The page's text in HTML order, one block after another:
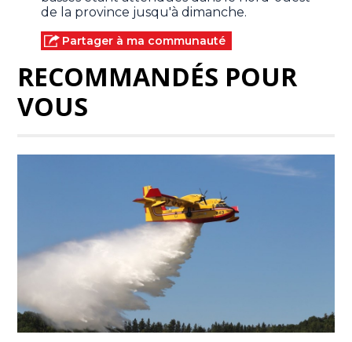
de la province jusqu'à dimanche.
Partager à ma communauté
RECOMMANDÉS POUR
VOUS